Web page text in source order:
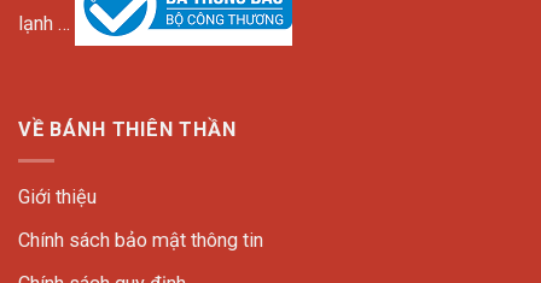
lạnh …
VỀ BÁNH THIÊN THẦN
Giới thiệu
Chính sách bảo mật thông tin